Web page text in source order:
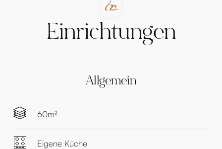
Einrichtungen
Allgemein
60m²
Eigene Küche